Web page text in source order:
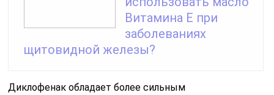
Витамина Е при
заболеваниях
щитовидной железы?
Диклофенак обладает более сильным